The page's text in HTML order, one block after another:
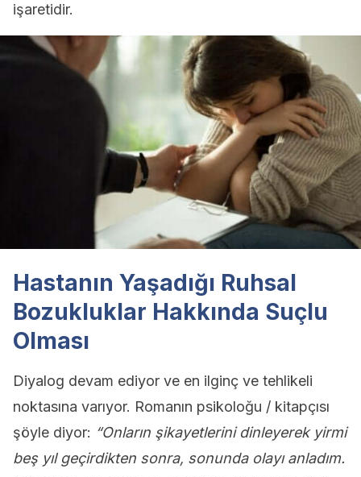
işaretidir.
Hastanın Yaşadığı Ruhsal
Bozukluklar Hakkında Suçlu
Olması
Diyalog devam ediyor ve en ilginç ve tehlikeli
noktasına varıyor. Romanın psikoloğu / kitapçısı
şöyle diyor: “Onların şikayetlerini dinleyerek yirmi
beş yıl geçirdikten sonra, sonunda olayı anladım.